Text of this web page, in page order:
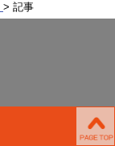
記事